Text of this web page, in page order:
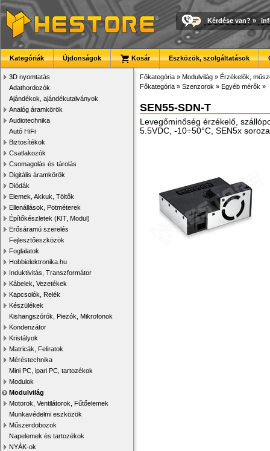
Kérdése van? »
Kategóriák Újdonságok Kosár Eszközök, szolgáltatások
3D nyomtatás
Adathordozók
Ajándékok, ajándékutalványok
Analóg áramkörök
Audiotechnika
Autó HiFi
Biztosítékok
Csatlakozók
Csomagolás és tárolás
Digitális áramkörök
Diódák
Elemek, Akkuk, Töltők
Ellenállások, Potméterek
Építőkészletek (KIT, Modul)
Erősáramú szerelés
Fejlesztőeszközök
Foglalatok
Hobbielektronika.hu
Induktivitás, Transzformátor
Kábelek, Vezetékek
Kapcsolók, Relék
Készülékek
Kishangszórók, Piezók, Mikrofonok
Kondenzátor
Kristályok
Matricák, Feliratok
Méréstechnika
Mini PC, ipari PC, tartozékok
Modulok
Modulvilág
Motorok, Ventilátorok, Fűtőelemek
Munkavédelmi eszközök
Műszerdobozok
Napelemek és tartozékok
NYÁK-ok
Főkategória » Modulvilág » Érzékelők,
Főkategória » Szenzorok » Egyéb mérők »
SEN55-SDN-T
Levegőminőség érzékelő,
5.5VDC, -10÷50°C, SEN5x